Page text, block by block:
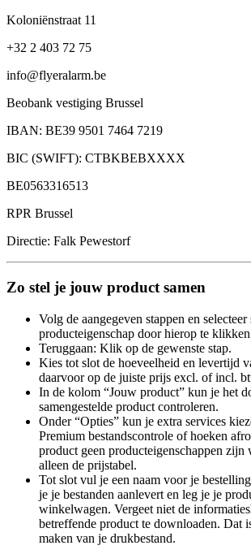
Koloniënstraat 11
+32 2 403 72 75
info@flyeralarm.be
Beobank vestiging Brussel
IBAN: BE39 9501 7464 7219
BIC (SWIFT): CTBKBEBXXXX
BE0563316513
RPR Brussel
Directie: Falk Pewestorf
Zo stel je jouw product samen
Volg de aangegeven stappen en selecteer
producteigenschap door hierop te
Teruggaan: Klik op de gewenste stap.
Kies tot slot de hoeveelheid en levertijd
daarvoor op de juiste prijs excl. of incl.
In de kolom “Jouw product” kun je het
samengestelde product controleren.
Onder “Opties” kun je extra services
Premium bestandscontrole of hoeken
product geen producteigenschappen zijn
alleen de prijstabel.
Tot slot vul je een naam voor je
je je bestanden aanlevert en leg je je
winkelwagen. Vergeet niet de
betreffende product te downloaden. Dat
maken van je drukbestand.